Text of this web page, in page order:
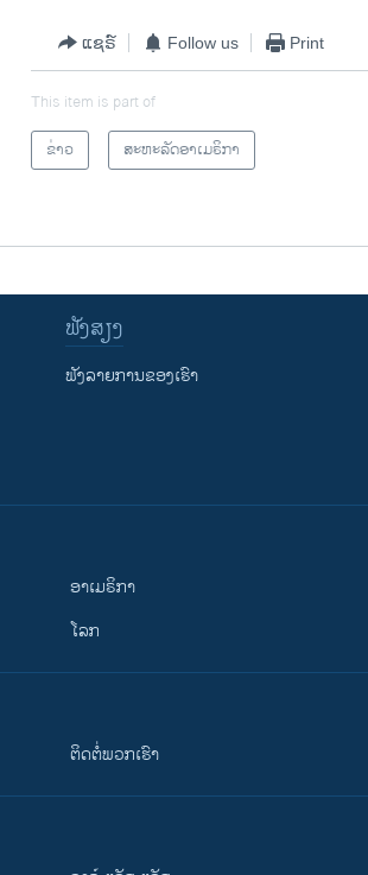
ແຊຣ໌ Follow us Print
This item is part of
ຂ່າວ
ສະຫະລັດອາເມຣິກາ
ຟັງສຽງ
ຟັງລາຍການຂອງເຮົາ
ອາເມຣິກາ
ໂລກ
ຕິດຕໍ່ພວກເຮົາ